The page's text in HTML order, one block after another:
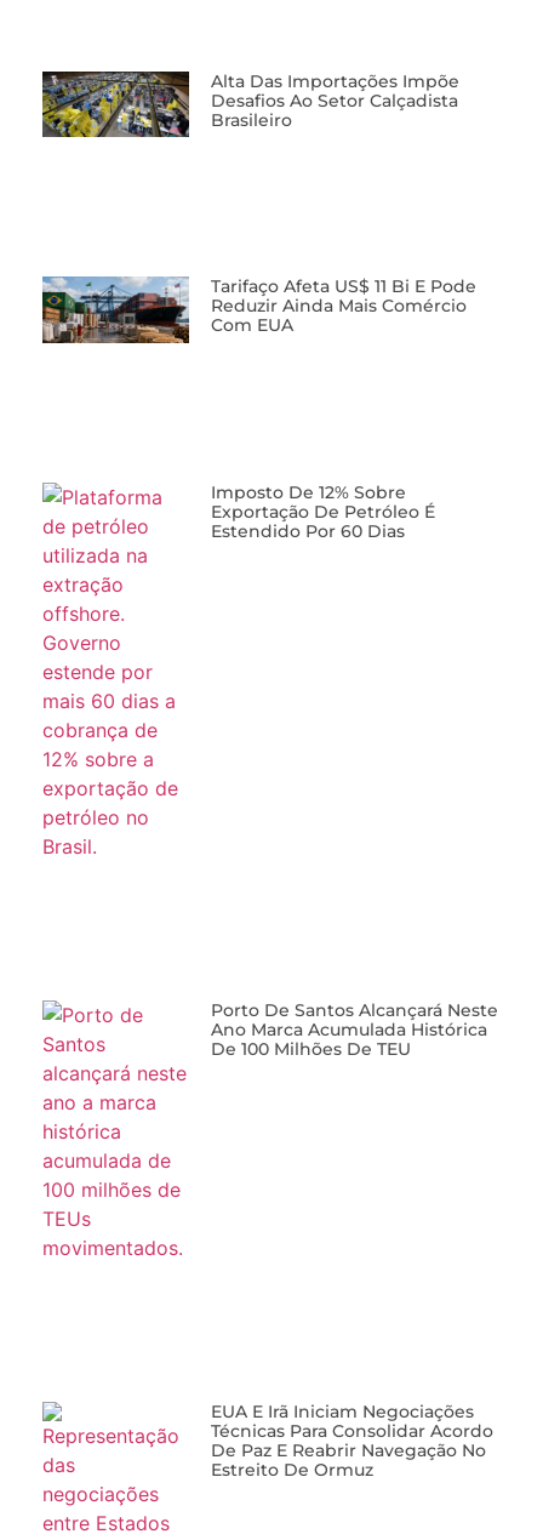
Alta Das Importações Impõe
Desafios Ao Setor Calçadista
Brasileiro
Tarifaço Afeta US$ 11 Bi E Pode
Reduzir Ainda Mais Comércio
Com EUA
Imposto De 12% Sobre
Exportação De Petróleo É
Estendido Por 60 Dias
Porto De Santos Alcançará Neste
Ano Marca Acumulada Histórica
De 100 Milhões De TEU
EUA E Irã Iniciam Negociações
Técnicas Para Consolidar Acordo
De Paz E Reabrir Navegação No
Estreito De Ormuz